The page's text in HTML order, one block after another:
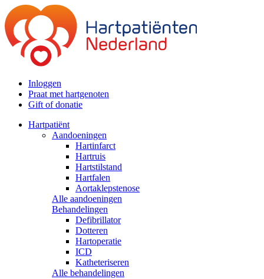
Inloggen
Praat met hartgenoten
Gift of donatie
Hartpatiënt
Aandoeningen
Hartinfarct
Hartruis
Hartstilstand
Hartfalen
Aortaklepstenose
Alle aandoeningen
Behandelingen
Defibrillator
Dotteren
Hartoperatie
ICD
Katheteriseren
Alle behandelingen